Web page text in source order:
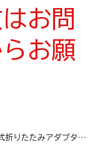
お問
お願
Osmo両方向クイックリリース式折りたたみアダプターマウント